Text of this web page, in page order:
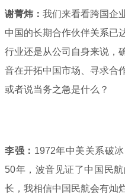
谢菁炜： 我们来看看跨国企
中国的长期合作伙伴关系已
行业还是从公司自身来说，
音在开拓中国市场、寻求合
或者说当务之急是什么？
李强： 1972年中美关系破
50年，波音见证了中国民
长，我相信中国民航会有灿